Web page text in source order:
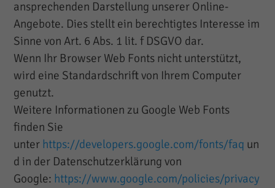
ansprechenden Darstellung unserer Online-
Angebote. Dies stellt ein berechtigtes Interesse im
Sinne von Art. 6 Abs. 1 lit. f DSGVO dar.
Wenn Ihr Browser Web Fonts nicht unterstützt,
wird eine Standardschrift von Ihrem Computer
genutzt.
Weitere Informationen zu Google Web Fonts
finden Sie
unter https://developers.google.com/fonts/faq un
d in der Datenschutzerklärung von
Google: https://www.google.com/policies/privacy